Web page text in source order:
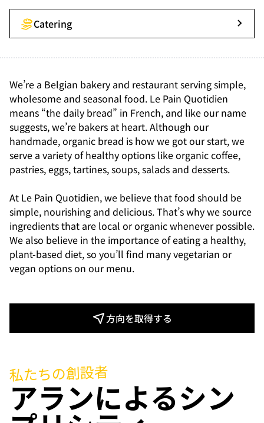
Catering
We’re a Belgian bakery and restaurant serving simple,
wholesome and seasonal food. Le Pain Quotidien
means “the daily bread” in French, and like our name
suggests, we’re bakers at heart. Although our
handmade, organic bread is how we got our start, we
serve a variety of healthy options like organic coffee,
pastries, eggs, tartines, soups, salads and desserts.
At Le Pain Quotidien, we believe that food should be
simple, nourishing and delicious. That’s why we source
ingredients that are local or organic whenever possible.
We also believe in the importance of eating a healthy,
plant-based diet, so you’ll find many vegetarian or
vegan options on our menu.
方向を取得する
アランによるシン
私たちの創設者